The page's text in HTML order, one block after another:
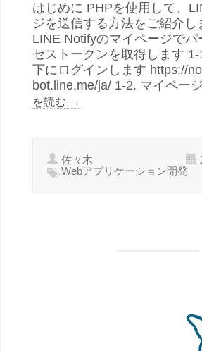
はじめに PHPを使用して、
ジを送信する方法をご紹介し
LINE Notifyのマイページでパ
セストークンを取得します
下にログインします https://
bot.line.me/ja/ 1-2. マイペー
を読む →
佐々木
Webアプリケーション開発